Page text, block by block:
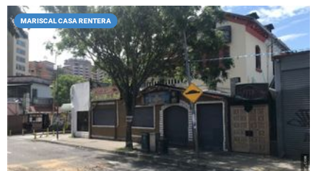
MARISCAL CASA RENTERA